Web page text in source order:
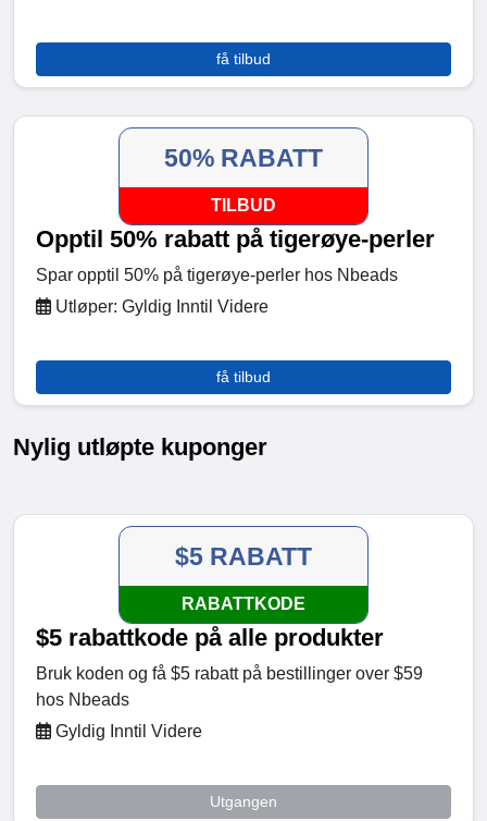
få tilbud
50% RABATT
TILBUD
Opptil 50% rabatt på tigerøye-perler
Spar opptil 50% på tigerøye-perler hos Nbeads
Utløper: Gyldig Inntil Videre
få tilbud
Nylig utløpte kuponger
$5 RABATT
RABATTKODE
$5 rabattkode på alle produkter
Bruk koden og få $5 rabatt på bestillinger over $59
hos Nbeads
Gyldig Inntil Videre
Utgangen